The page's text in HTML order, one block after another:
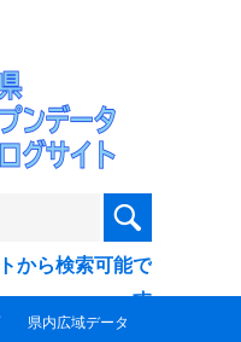
から検索可能で
す
県内広域データ